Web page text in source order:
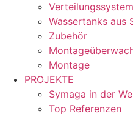
Wassertanks aus
Zubehör
Montage
PROJEKTE
Symaga in der
Top Referenzen